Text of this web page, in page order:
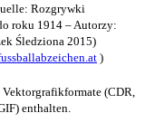
Rozgrywki
roku 1914 – Autorzy:
Śledziona 2015)
)
(CDR,
enthalten.